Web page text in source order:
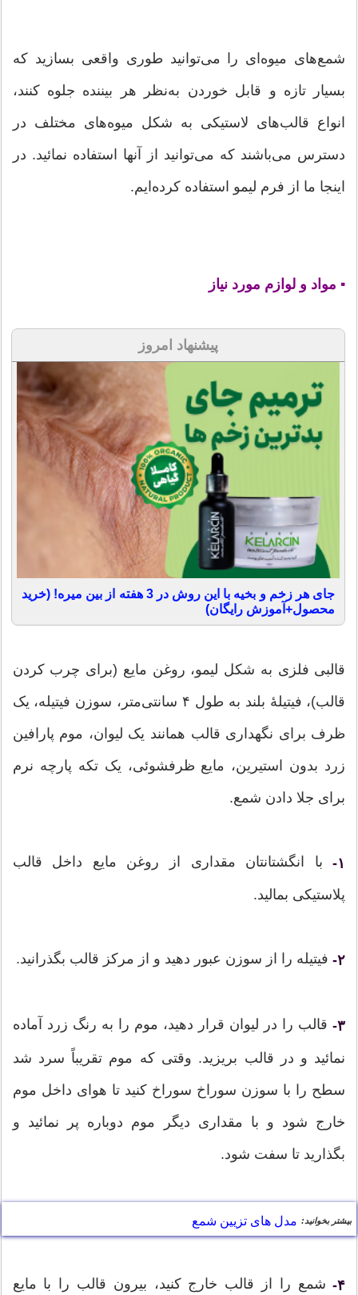
شمع‌های میوه‌ای را می‌‌توانید طوری واقعی بسازید که
بسیار تازه و قابل خوردن به‌نظر هر بیننده جلوه کنند،
انواع قالب‌های لاستیکی به شکل میوە‌های مختلف در
دسترس می‌باشند که می‌توانید از آنها استفاده نمائید. در
اینجا ما از فرم لیمو استفاده کرده‌ایم.
▪ مواد و لوازم مورد نیاز
پیشنهاد امروز
جای هر زخم و بخیه با این روش در 3 هفته از بین میره! (خرید
محصول+آموزش رایگان)
قالبی فلزی به شکل لیمو، روغن مایع (برای چرب کردن
قالب)، فیتیلهٔ بلند به طول ۴ سانتی‌متر، سوزن فیتیله، یک
ظرف برای نگهداری قالب همانند یک لیوان، موم پارافین
زرد بدون استیرین، مایع ظرفشوئی، یک تکه پارچه نرم
برای جلا دادن شمع.
۱- با انگشتانتان مقداری از روغن مایع داخل قالب
پلاستیکی بمالید.
۲- فیتیله را از سوزن عبور دهید و از مرکز قالب بگذرانید.
۳- قالب را در لیوان قرار دهید، موم را به رنگ زرد آماده
نمائید و در قالب بریزید. وقتی که موم تقریباً سرد شد
سطح را با سوزن سوراخ سوراخ کنید تا هوای داخل موم
خارج شود و با مقداری دیگر موم دوباره پر نمائید و
بگذارید تا سفت شود.
بیشتر بخوانید: مدل های تزیین شمع
۴- شمع را از قالب خارج کنید، بیرون قالب را با مایع